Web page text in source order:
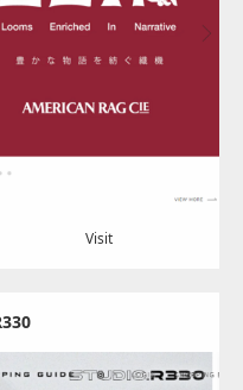
・バッグ
Visit